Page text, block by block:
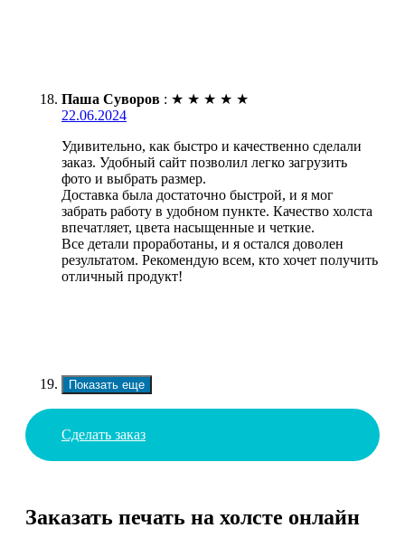
Паша Суворов : ★ ★ ★ ★ ★
22.06.2024
Удивительно, как быстро и качественно сделали
заказ. Удобный сайт позволил легко загрузить
фото и выбрать размер.
Доставка была достаточно быстрой, и я мог
забрать работу в удобном пункте. Качество холста
впечатляет, цвета насыщенные и четкие.
Все детали проработаны, и я остался доволен
результатом. Рекомендую всем, кто хочет получить
отличный продукт!
Показать еще
Сделать заказ
Заказать печать на холсте онлайн